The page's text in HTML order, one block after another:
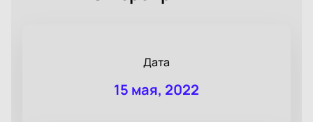
Дата
15 мая, 2022